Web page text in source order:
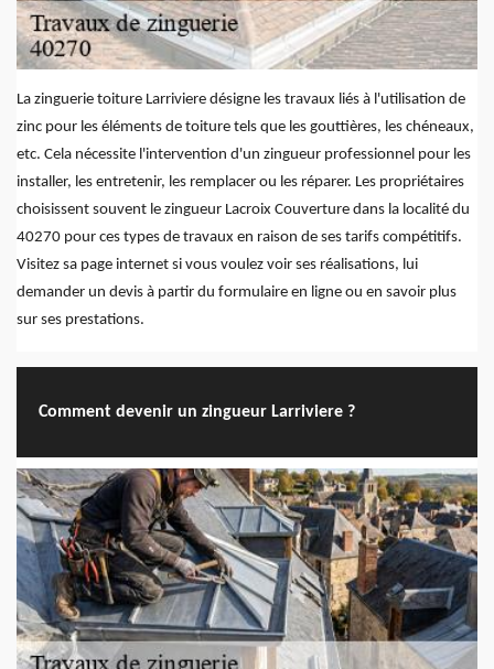
La zinguerie toiture Larriviere désigne les travaux liés à l'utilisation de
zinc pour les éléments de toiture tels que les gouttières, les chéneaux,
etc. Cela nécessite l'intervention d'un zingueur professionnel pour les
installer, les entretenir, les remplacer ou les réparer. Les propriétaires
choisissent souvent le zingueur Lacroix Couverture dans la localité du
40270 pour ces types de travaux en raison de ses tarifs compétitifs.
Visitez sa page internet si vous voulez voir ses réalisations, lui
demander un devis à partir du formulaire en ligne ou en savoir plus
sur ses prestations.
Comment devenir un zingueur Larriviere ?